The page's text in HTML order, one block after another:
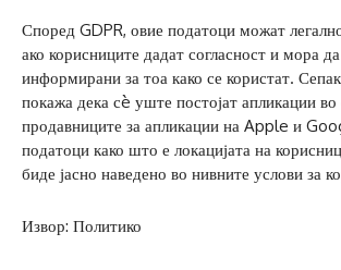
Според GDPR, овие податоци можат
ако корисниците дадат согласност и мора
информирани за тоа како се користат.
покажа дека сè уште постојат апликации во
продавниците за апликации на Apple и
податоци како што е локацијата на
биде јасно наведено во нивните услови за
Извор: Политико